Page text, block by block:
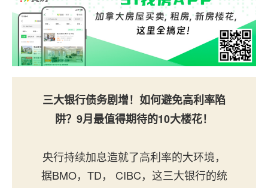
三大银行债务剧增！如何避免高利率陷
阱？9月最值得期待的10大楼花！
央行持续加息造就了高利率的大环境，
据BMO，TD， CIBC，这三大银行的统